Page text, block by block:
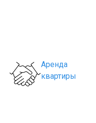
Аренда
квартиры